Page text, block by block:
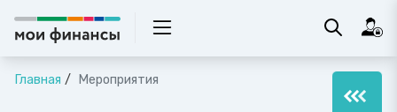
Главная Мероприятия